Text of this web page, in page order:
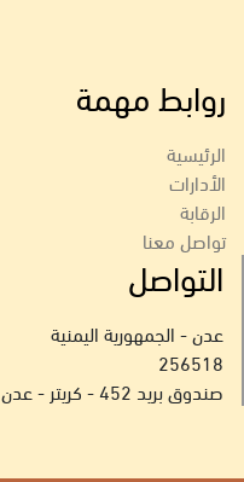
روابط مهمة
الرئيسية
الأدارات
الرقابة
تواصل معنا
التواصل
عدن - الجمهورية اليمنية
256518
صندوق بريد 452 - كريتر - عدن - الجمهورية اليمنية